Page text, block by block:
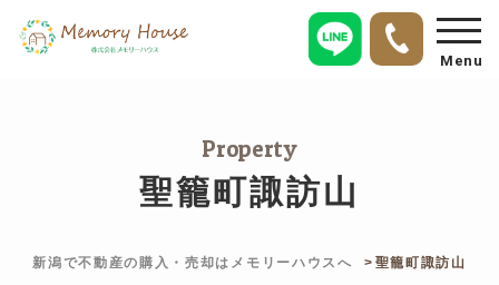
Menu
Property
聖籠町諏訪山
新潟で不動産の購入・売却はメモリーハウスへ 聖籠町諏訪山